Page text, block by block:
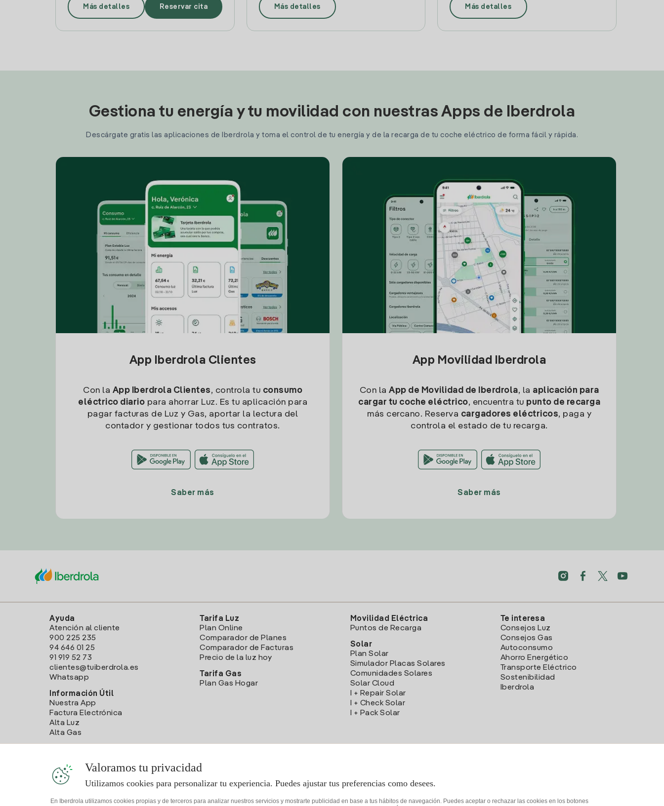
Más detalles Reservar cita Más detalles Más detalles
Gestiona tu energía y tu movilidad con nuestras Apps de Iberdrola
Descárgate gratis las aplicaciones de Iberdrola y toma el control de tu energía y de la recarga de tu coche eléctrico de forma fácil y rápida.
App Iberdrola Clientes
Con la App Iberdrola Clientes, controla tu consumo
eléctrico diario para ahorrar Luz. Es tu aplicación para
pagar facturas de Luz y Gas, aportar la lectura del
contador y gestionar todos tus contratos.
Saber más
App Movilidad Iberdrola
Con la App de Movilidad de Iberdrola, la aplicación para
cargar tu coche eléctrico, encuentra tu punto de recarga
más cercano. Reserva cargadores eléctricos, paga y
controla el estado de tu recarga.
Saber más
Ayuda
Atención al cliente
900 225 235
94 646 01 25
91 919 52 73
clientes@tuiberdrola.es
Whatsapp
Información Útil
Nuestra App
Factura Electrónica
Alta Luz
Alta Gas
Tarifa Luz
Plan Online
Comparador de Planes
Comparador de Facturas
Precio de la luz hoy
Tarifa Gas
Plan Gas Hogar
Movilidad Eléctrica
Puntos de Recarga
Solar
Plan Solar
Simulador Placas Solares
Comunidades Solares
Solar Cloud
I + Repair Solar
I + Check Solar
I + Pack Solar
Te interesa
Consejos Luz
Consejos Gas
Autoconsumo
Ahorro Energético
Transporte Eléctrico
Sostenibilidad
Iberdrola
Valoramos tu privacidad
Utilizamos cookies para personalizar tu experiencia. Puedes ajustar tus preferencias como desees.
En Iberdrola utilizamos cookies propias y de terceros para analizar nuestros servicios y mostrarte publicidad en base a tus hábitos de navegación. Puedes aceptar o rechazar las cookies en los botones